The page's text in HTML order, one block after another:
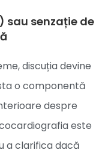
sau senzație de
discuția devine
o componentă
despre
este
a clarifica dacă